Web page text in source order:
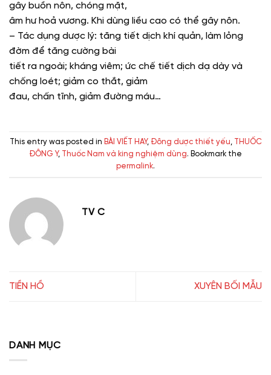
gây buồn nôn, chóng mặt,
âm hư hoả vương. Khi dùng liều cao có thể gây nôn.
– Tác dụng dược lý: tăng tiết dịch khí quản, làm lỏng
đờm để tăng cường bài
tiết ra ngoài; kháng viêm; ức chế tiết dịch dạ dày và
chống loét; giảm co thắt, giảm
đau, chấn tĩnh, giảm đường máu…
This entry was posted in BÀI VIẾT HAY, Đông dược thiết yếu
THUỐC
ĐÔNG Y, Thuốc Nam và king nghiệm dùng. Bookmark the
permalink.
TV C
TIỀN HỒ XUYÊN BỐI MẪU
DANH MỤC